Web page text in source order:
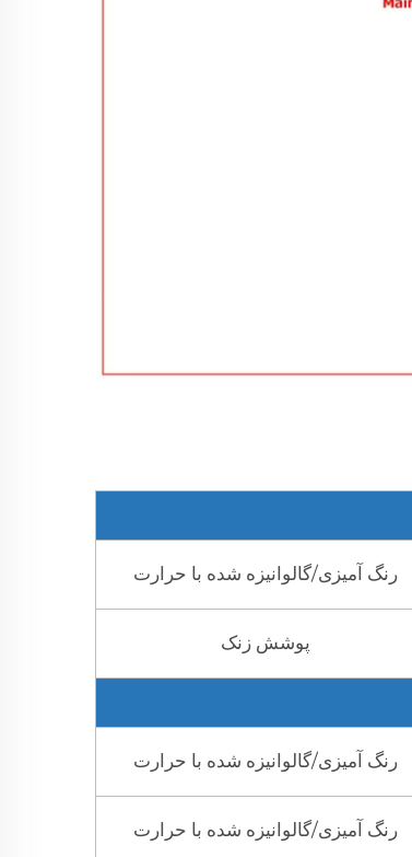
رنگ آمیزی/گالوانیزه شده با حرارت
پوشش زنک
رنگ آمیزی/گالوانیزه شده با حرارت
رنگ آمیزی/گالوانیزه شده با حرارت